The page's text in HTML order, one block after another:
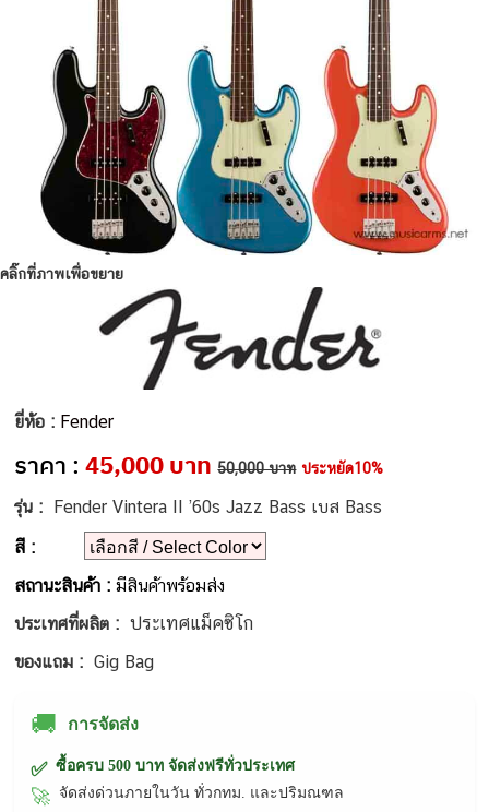
คลิ๊กที่ภาพเพื่อขยาย
ยี่ห้อ : Fender
ราคา :45,000 บาท 50,000 บาท ประหยัด10%
รุ่น :
Fender Vintera II ’60s Jazz Bass เบส Bass
สี :
สถานะสินค้า :มีสินค้าพร้อมส่ง
ประเทศที่ผลิต :ประเทศแม็คซิโก
ของแถม :Gig Bag
🚚 การจัดส่ง
✅ ซื้อครบ 500 บาท จัดส่งฟรีทั่วประเทศ
🚀 จัดส่งด่วนภายในวัน ทั่วกทม. และปริมณฑล